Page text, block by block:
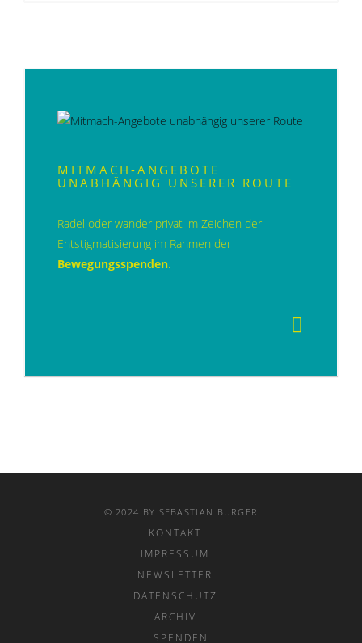
MITMACH-ANGEBOTE
UNABHÄNGIG UNSERER ROUTE
Radel oder wander privat im Zeichen der
Entstigmatisierung im Rahmen der
Bewegungsspenden.
© 2024 BY SEBASTIAN BURGER
KONTAKT
IMPRESSUM
NEWSLETTER
DATENSCHUTZ
ARCHIV
SPENDEN